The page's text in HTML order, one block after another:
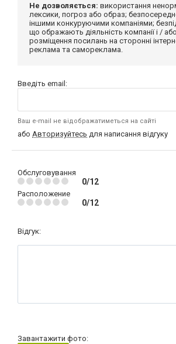
Не дозволяється: використання
лексики, погроз або образ;
іншими конкуруючими компаніями;
що ображають діяльність компанії і / або
розміщення посилань на сторонні
реклама та самореклама.
Введіть email:
Ваш e-mail не відображатиметься на сайті
або Авторизуйтесь для написання відгуку
Обслуговування
0/12
Расположение
0/12
Відгук:
Завантажити фото: